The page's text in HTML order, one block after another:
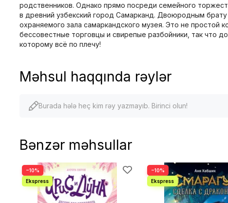
родственников. Однако прямо посреди семейного
в древний узбекский город Самарканд. Двоюродным
охраняемого зала самаркандского музея. Это не простой
бессовестные торговцы и свирепые разбойники, так что
которому всё по плечу!
Məhsul haqqında rəylər
Burada hələ heç kim rəy yazmayıb. Birinci olun!
Bənzər məhsullar
−10% −10%